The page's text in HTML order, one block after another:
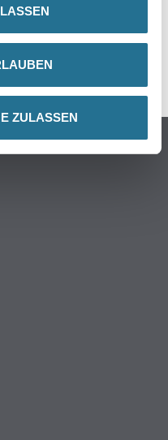
ZULASSEN